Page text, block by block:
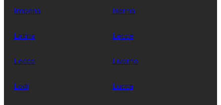
Imperia Isernia
Latina Lecce
Lecco Livorno
Lodi Lucca